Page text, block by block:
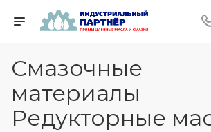
Смазочные
материалы
Редукторные